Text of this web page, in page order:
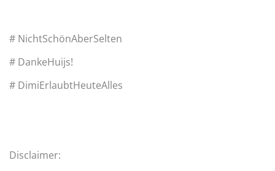
# NichtSchönAberSelten
# DankeHuijs!
# DimiErlaubtHeuteAlles
Disclaimer: